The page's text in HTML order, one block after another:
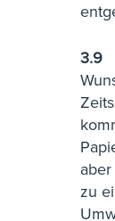
3.9
zu